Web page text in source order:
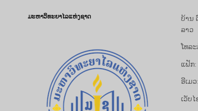
ມະຫາວິທະຍາໄລແຫ່ງຊາດ
ບ້ານ
ລາວ
ໂທລະ
ແຟັກ:
ອີເມວ
ເວັບໄ